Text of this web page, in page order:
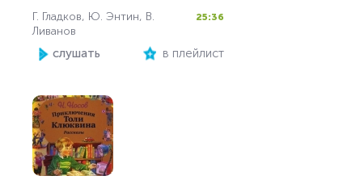
Г. Гладков, Ю. Энтин, В.
Ливанов
25:36
слушать в плейлист